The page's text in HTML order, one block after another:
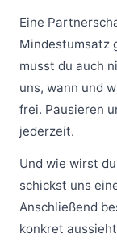
Eine
Mindestumsatz
musst du auch
uns, wann und
frei. Pausieren
jederzeit.
Und wie wirst
schickst uns
Anschließend
konkret